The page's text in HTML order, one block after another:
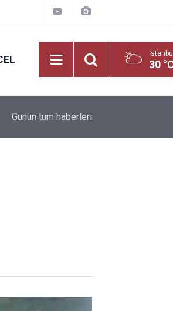
30
Günün tüm haberleri